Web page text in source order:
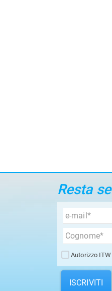
Resta
Autorizzo
ISCRIVITI